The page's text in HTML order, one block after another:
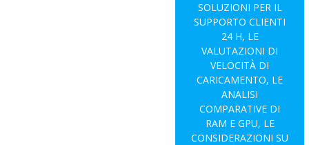
SOLUZIONI PER IL
SUPPORTO CLIENTI
24 H, LE
VALUTAZIONI DI
VELOCITÀ DI
CARICAMENTO, LE
ANALISI
COMPARATIVE DI
RAM E GPU, LE
CONSIDERAZIONI SU